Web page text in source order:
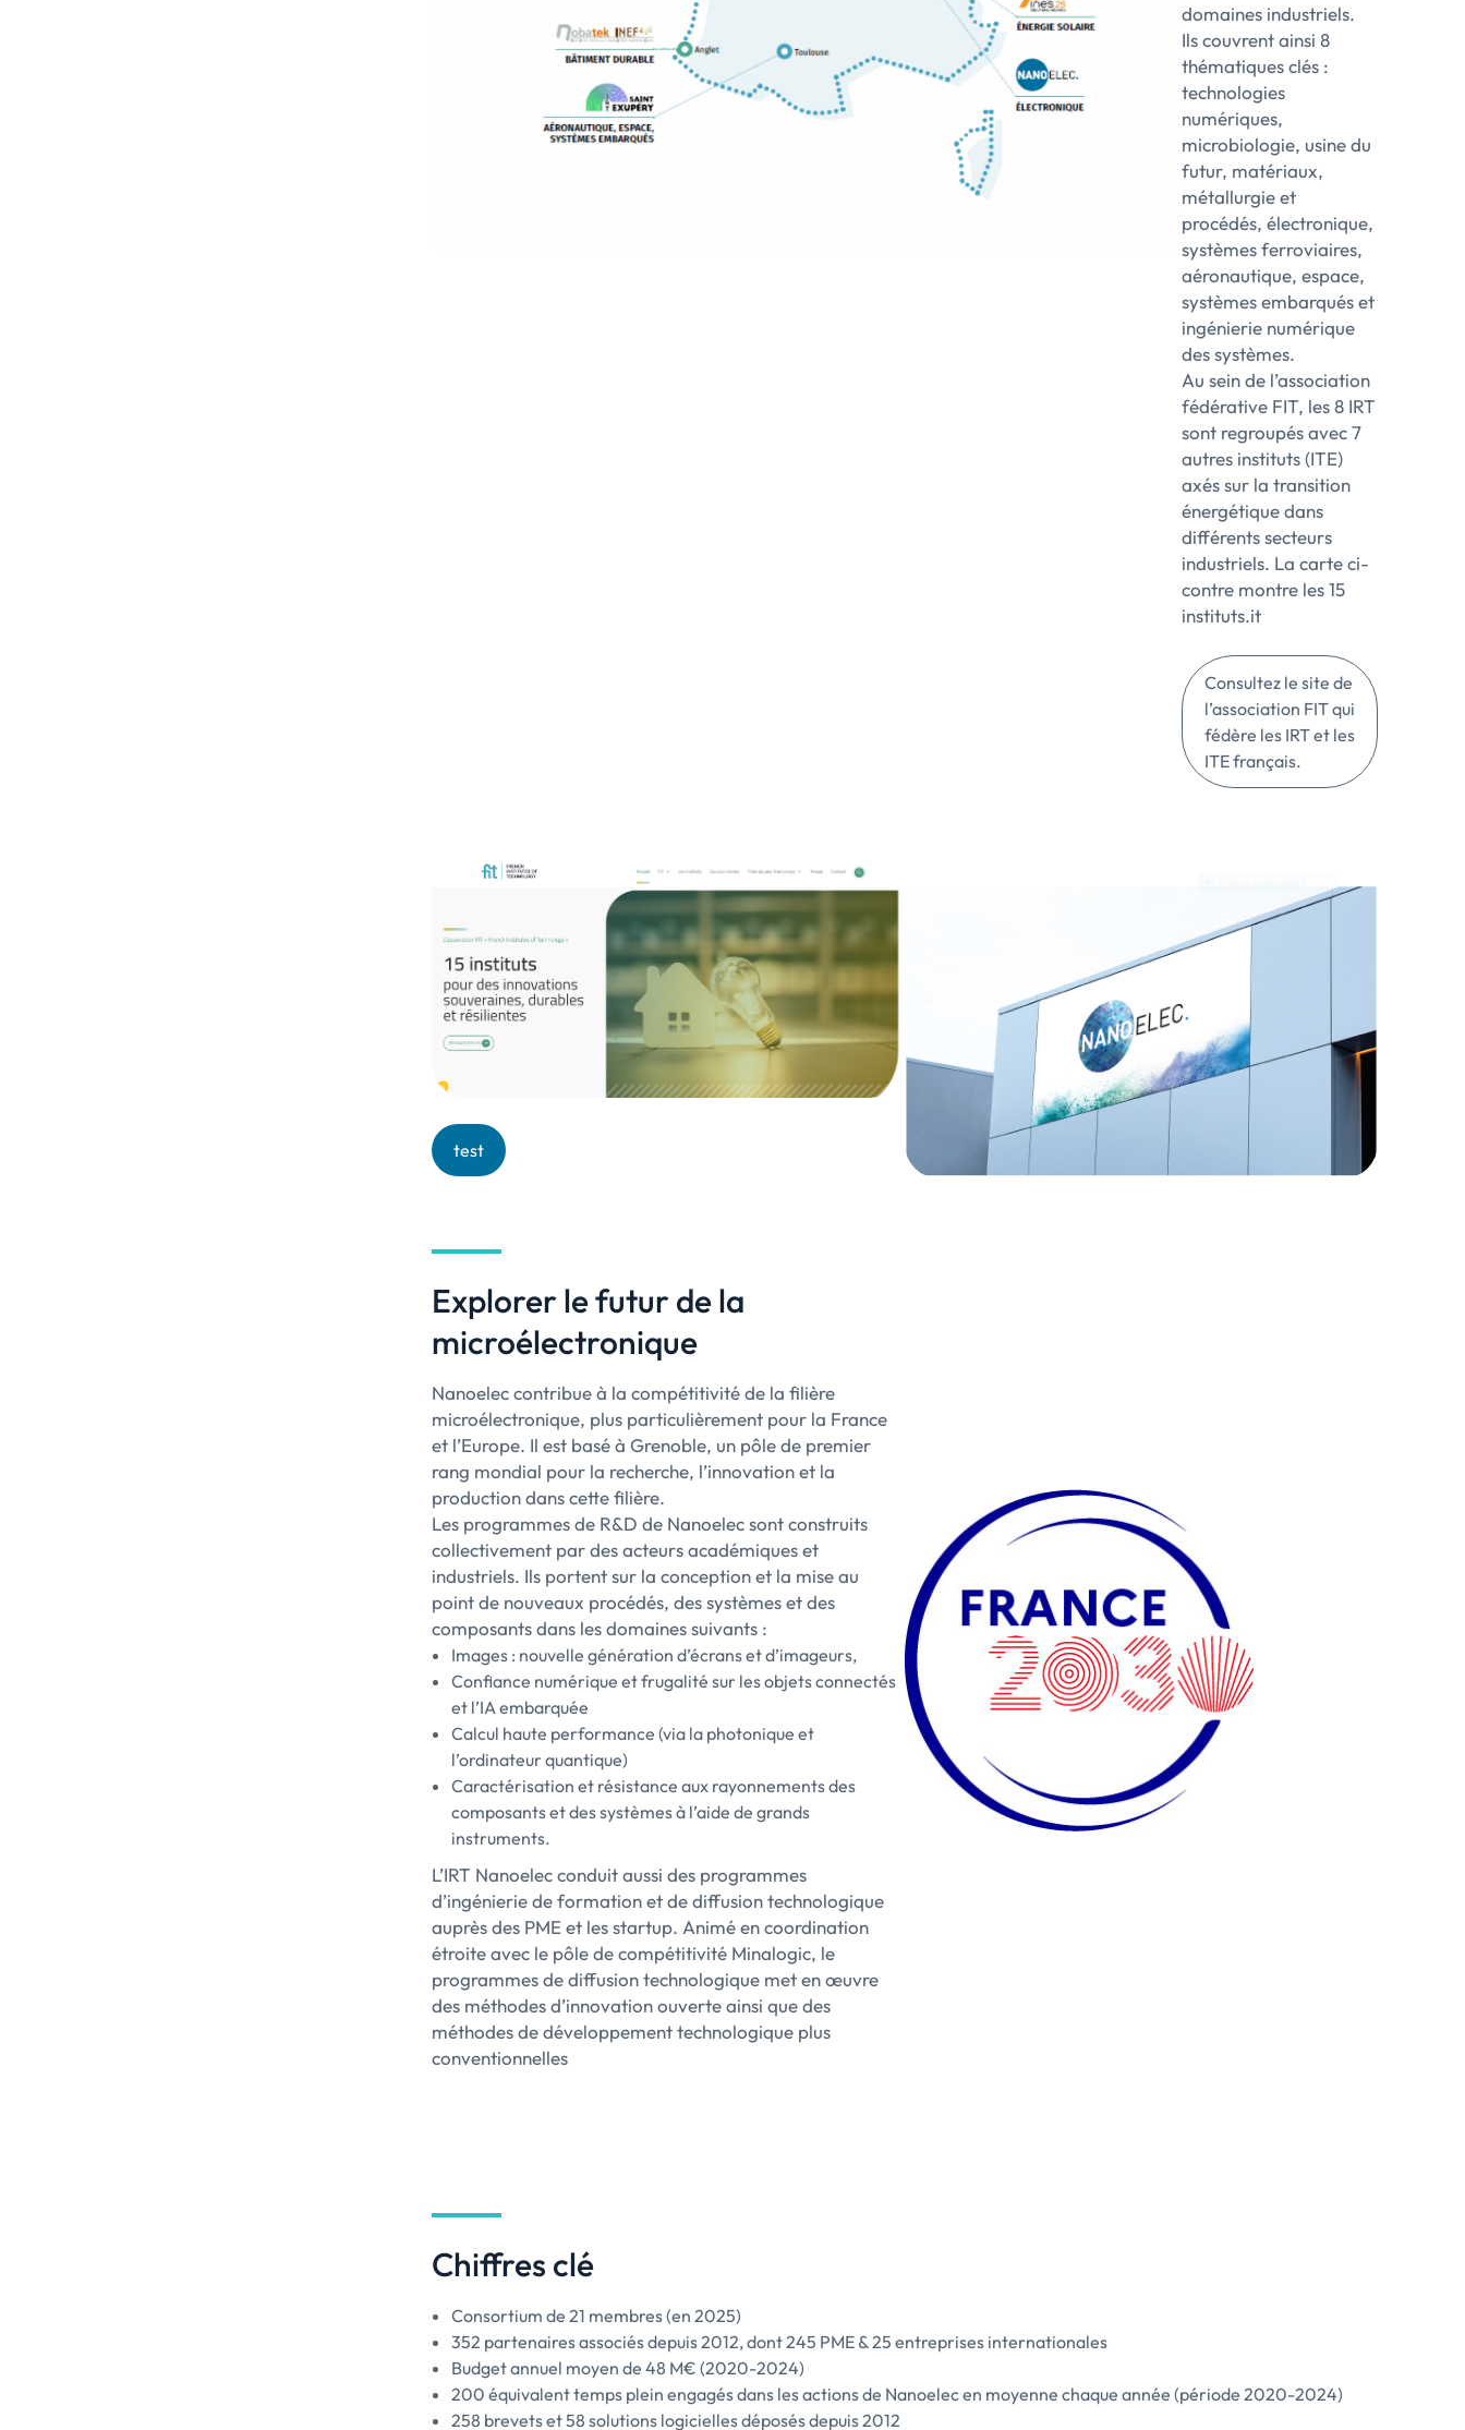
domaines industriels.
Ils couvrent ainsi 8
thématiques clés :
technologies
numériques,
microbiologie, usine du
futur, matériaux,
métallurgie et
procédés, électronique,
systèmes ferroviaires,
aéronautique, espace,
systèmes embarqués et
ingénierie numérique
des systèmes.
Au sein de l’association
fédérative FIT, les 8 IRT
sont regroupés avec 7
autres instituts (ITE)
axés sur la transition
énergétique dans
différents secteurs
industriels. La carte ci-
contre montre les 15
instituts.it
Consultez le site de
l’association FIT qui
fédère les IRT et les
ITE français.
test
Explorer le futur de la
microélectronique
Nanoelec contribue à la compétitivité de la filière
microélectronique, plus particulièrement pour la France
et l’Europe. Il est basé à Grenoble, un pôle de premier
rang mondial pour la recherche, l’innovation et la
production dans cette filière.
Les programmes de R&D de Nanoelec sont construits
collectivement par des acteurs académiques et
industriels. Ils portent sur la conception et la mise au
point de nouveaux procédés, des systèmes et des
composants dans les domaines suivants :
Images : nouvelle génération d’écrans et d’imageurs,
Confiance numérique et frugalité sur les objets connectés
et l’IA embarquée
Calcul haute performance (via la photonique et
l’ordinateur quantique)
Caractérisation et résistance aux rayonnements des
composants et des systèmes à l’aide de grands
instruments.
L’IRT Nanoelec conduit aussi des programmes
d’ingénierie de formation et de diffusion technologique
auprès des PME et les startup. Animé en coordination
étroite avec le pôle de compétitivité Minalogic, le
programmes de diffusion technologique met en œuvre
des méthodes d’innovation ouverte ainsi que des
méthodes de développement technologique plus
conventionnelles
Chiffres clé
Consortium de 21 membres (en 2025)
352 partenaires associés depuis 2012, dont 245 PME & 25 entreprises internationales
Budget annuel moyen de 48 M€ (2020-2024)
200 équivalent temps plein engagés dans les actions de Nanoelec en moyenne chaque année (période 2020-2024)
258 brevets et 58 solutions logicielles déposés depuis 2012